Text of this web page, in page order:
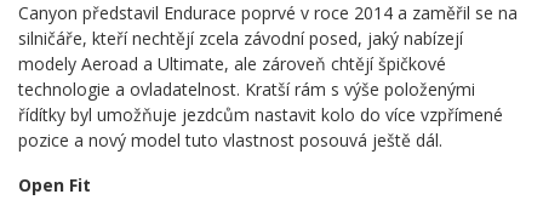
Canyon představil Endurace poprvé v roce 2014 a zaměřil se na
silničáře, kteří nechtějí zcela závodní posed, jaký nabízejí
modely Aeroad a Ultimate, ale zároveň chtějí špičkové
technologie a ovladatelnost. Kratší rám s výše položenými
řídítky byl umožňuje jezdcům nastavit kolo do více vzpřímené
pozice a nový model tuto vlastnost posouvá ještě dál.
Open Fit